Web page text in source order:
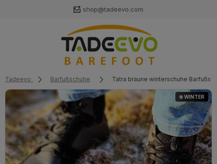
shop@tadeevo.com
Tadeevo Barfußschuhe Tatra braune winterschuhe
❄️ WINTER